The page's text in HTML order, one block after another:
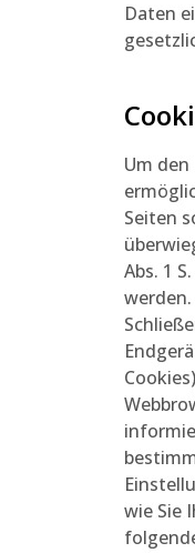
Daten
Um
Seiten
Abs. 1
wie Sie